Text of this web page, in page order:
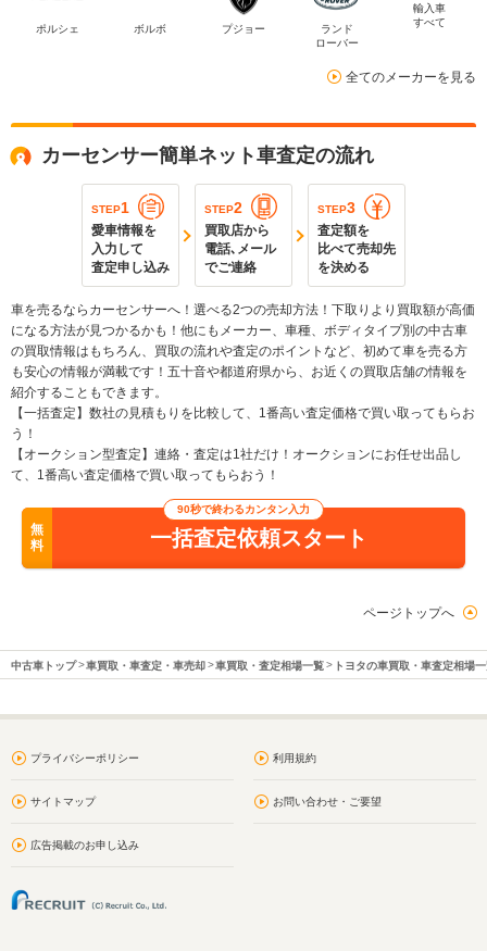
ポルシェ ボルボ プジョー
ランド
ローバー
輸入車
すべて
全てのメーカーを見る
カーセンサー簡単ネット車査定の流れ
STEP1
愛車情報を
入力して
査定申し込み
STEP2
買取店から
電話､メール
でご連絡
STEP3
査定額を
比べて売却先
を決める
車を売るならカーセンサーへ！選べる2つの売却方法！下取りより買取額が高価
になる方法が見つかるかも！他にもメーカー、車種、ボディタイプ別の中古車
の買取情報はもちろん、買取の流れや査定のポイントなど、初めて車を売る方
も安心の情報が満載です！五十音や都道府県から、お近くの買取店舗の情報を
紹介することもできます。
【一括査定】数社の見積もりを比較して、1番高い査定価格で買い取ってもらお
う！
【オークション型査定】連絡・査定は1社だけ！オークションにお任せ出品し
て、1番高い査定価格で買い取ってもらおう！
無
料
90秒で終わるカンタン入力
一括査定依頼スタート
ページトップへ
中古車トップ 車買取・車査定・車売却 車買取・査定相場一覧 トヨタの車買取・車査定相場
プライバシーポリシー 利用規約
サイトマップ お問い合わせ・ご要望
広告掲載のお申し込み